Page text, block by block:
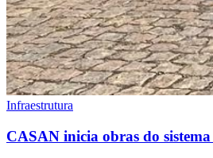
Infraestrutura
CASAN inicia obras do